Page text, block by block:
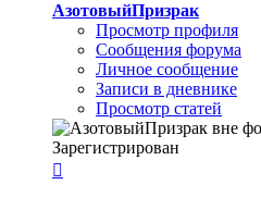
АзотовыйПризрак
Просмотр профиля
Сообщения форума
Личное сообщение
Записи в дневнике
Просмотр статей
Зарегистрирован
